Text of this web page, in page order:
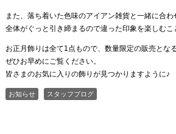
また、落ち着いた色味のアイアン雑貨と一緒に合わ
全体がぐっと引き締まるので違った印象を楽しむ
お正月飾りは全て1点もので、数量限定の販売とな
ぜひお早めにご覧ください。
皆さまのお気に入りの飾りが見つかりますように♪
お知らせ スタッフブログ